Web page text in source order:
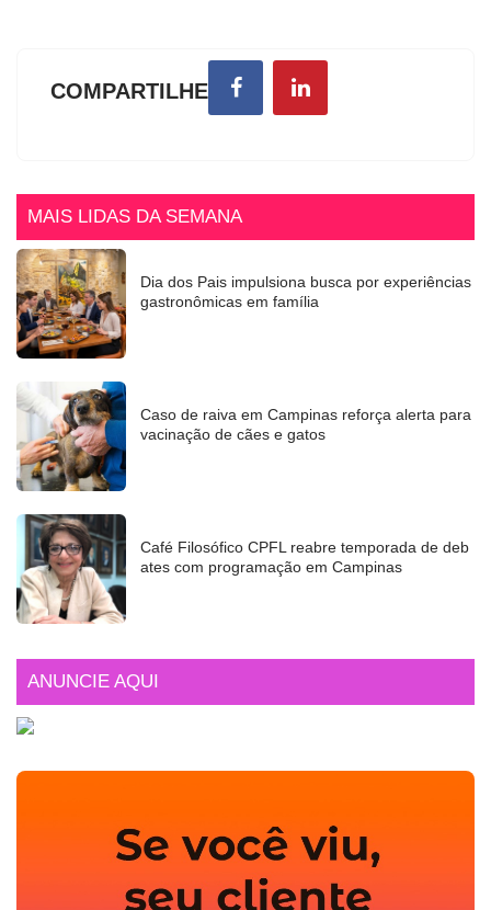
COMPARTILHE
MAIS LIDAS DA SEMANA
Dia dos Pais impulsiona busca por experiências
gastronômicas em família
Caso de raiva em Campinas reforça alerta para
vacinação de cães e gatos
Café Filosófico CPFL reabre temporada de deb
ates com programação em Campinas
ANUNCIE AQUI